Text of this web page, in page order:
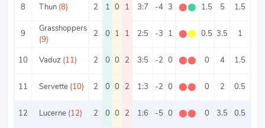
8 Thun (8) 2 1 0 1 3:7 -4 3 ⬤⬤ 1.5 5 1.5
9
Grasshoppers
(9)
2 0 1 1 2:5 -3 1 ⬤⬤ 0.5 3.5 1
10 Vaduz (11) 2 0 0 2 3:5 -2 0 ⬤⬤ 0 4 1.5
11 Servette (10) 2 0 0 2 1:3 -2 0 ⬤⬤ 0 2 0.5
12 Lucerne (12) 2 0 0 2 1:6 -5 0 ⬤⬤ 0 3.5 0.5